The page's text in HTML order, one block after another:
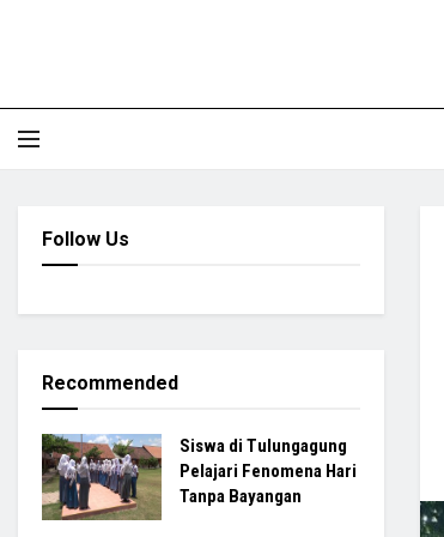
Follow Us
Recommended
Siswa di Tulungagung
Pelajari Fenomena Hari
Tanpa Bayangan